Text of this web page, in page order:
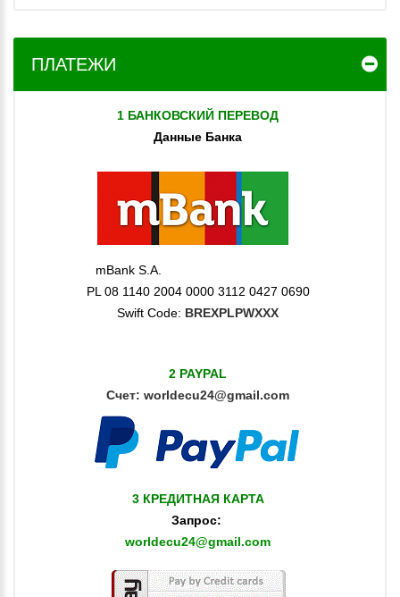
ПЛАТЕЖИ
1 БАНКОВСКИЙ ПЕРЕВОД
Данные Банка
mBank S.A.
PL 08 1140 2004 0000 3112 0427 0690
Swift Code: BREXPLPWXXX
2 PAYPAL
Счет: worldecu24@gmail.com
3 КРЕДИТНАЯ КАРТА
Запрос:
worldecu24@gmail.com